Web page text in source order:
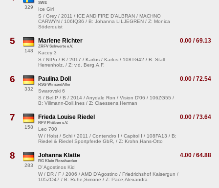
329
SWE
Ice Girl
S / Grey / 2011 / ICE AND FIRE D'ALBRAN / MACHNO
CARWYN / 106IQ36 / B: Johanna LILJEGREN / Z: Monica
Söderquist
5
148
0.00 / 69.13
Marlene Richter
ZRFV Schwerte e.V.
Kacey 3
S / NIPo / B / 2017 / Karlos / Karlos / 108TG42 / B: Stall
Herrenholz, / Z: v.d. Berg,A.F.
6
332
0.00 / 72.54
Paulina Doll
RSG Winsen/Aller
Swarovski 6
S / Bel.P / B / 2014 / Anydale Ron / Vision D'06 / 106ZG55 /
B: Villmann-Doll,Ines / Z: Claessens,Herman
7
158
0.00 / 73.64
Frieda Louise Riedel
RFV Phöben e.V.
Leo 700
W / Holst / Schi / 2011 / Contendro I / Capitol I / 108FA13 / B:
Riedel & Riedel Sportpferde GbR, / Z: Krohn,Hans-Otto
8
283
4.00 / 64.88
Johanna Klatte
RG Klein Roscharden
D' Agostinos Kid
W / DR / F / 2006 / AMD D'Agostino / Friedrichshof Kaisergun /
105ZO47 / B: Ruhe,Simone / Z: Pace,Alexandra